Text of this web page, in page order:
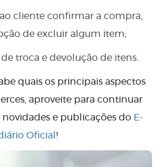
cliente confirmar a compra,
de excluir algum item;
troca e devolução de itens.
quais os principais aspectos
aproveite para continuar
e publicações do E-
Oficial !